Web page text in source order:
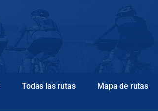
Todas las rutas Mapa de rutas